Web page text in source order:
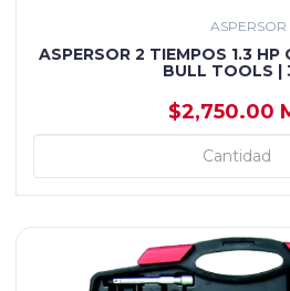
ASPERSOR
ASPERSOR 2 TIEMPOS 1.3
BULL TOOLS |
$2,750.00
+ AGREGAR